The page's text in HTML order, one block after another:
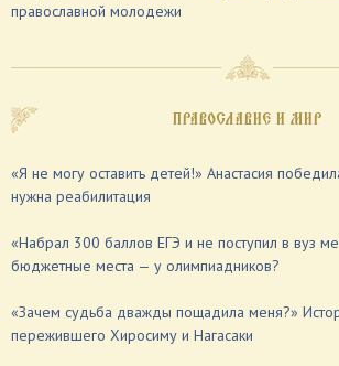
православной молодежи
ПРАВОСЛАВИЕ И МИР
«Я не могу оставить детей!» Анастасия
нужна реабилитация
«Набрал 300 баллов ЕГЭ и не поступил в вуз
бюджетные места — у олимпиадников?
«Зачем судьба дважды пощадила меня?»
пережившего Хиросиму и Нагасаки